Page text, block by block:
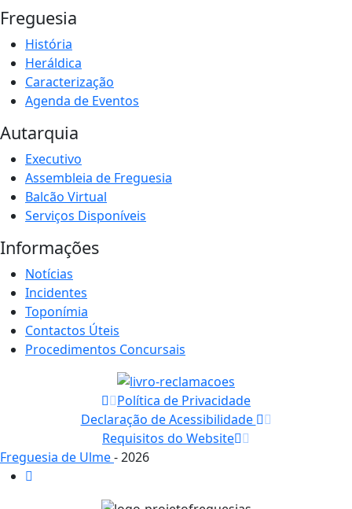
Freguesia
História
Heráldica
Caracterização
Agenda de Eventos
Autarquia
Executivo
Assembleia de Freguesia
Balcão Virtual
Serviços Disponíveis
Informações
Notícias
Incidentes
Toponímia
Contactos Úteis
Procedimentos Concursais
Política de Privacidade
Declaração de Acessibilidade
Requisitos do Website
Freguesia de Ulme- 2026